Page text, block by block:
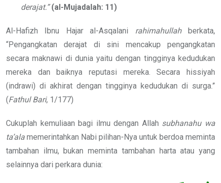
derajat.”(al-Mujadalah: 11)
Al-Hafizh Ibnu Hajar al-Asqalani rahimahullahberkata,
“Pengangkatan derajat di sini mencakup pengangkatan
secara maknawi di dunia yaitu dengan tingginya kedudukan
mereka dan baiknya reputasi mereka. Secara hissiyah
(indrawi) di akhirat dengan tingginya kedudukan di surga.”
(Fathul Bari, 1/177)
Cukuplah kemuliaan bagi ilmu dengan Allah subhanahu wa
ta’ala memerintahkan Nabi pilihan-Nya untuk berdoa meminta
tambahan ilmu, bukan meminta tambahan harta atau yang
selainnya dari perkara dunia: